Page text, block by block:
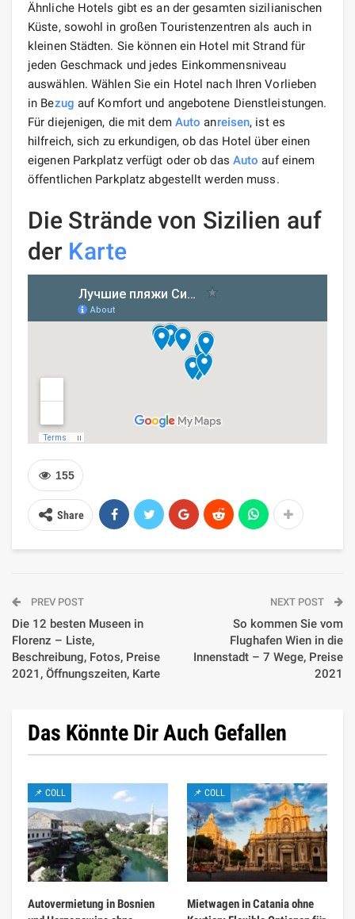
Ähnliche Hotels gibt es an der gesamten sizilianischen
Küste, sowohl in großen Touristenzentren als auch in
kleinen Städten. Sie können ein Hotel mit Strand für
jeden Geschmack und jedes Einkommensniveau
auswählen. Wählen Sie ein Hotel nach Ihren Vorlieben
in Bezug auf Komfort und angebotene Dienstleistungen.
Für diejenigen, die mit dem Auto anreisen, ist es
hilfreich, sich zu erkundigen, ob das Hotel über einen
eigenen Parkplatz verfügt oder ob das Auto auf einem
öffentlichen Parkplatz abgestellt werden muss.
Die Strände von Sizilien auf
der Karte
155
Share
PREV POST
Die 12 besten Museen in
Florenz – Liste,
Beschreibung, Fotos, Preise
2021, Öffnungszeiten, Karte
NEXT POST
So kommen Sie vom
Flughafen Wien in die
Innenstadt – 7 Wege, Preise
2021
Das Könnte Dir Auch Gefallen
📌 COLL
Autovermietung in Bosnien
📌 COLL
Mietwagen in Catania ohne